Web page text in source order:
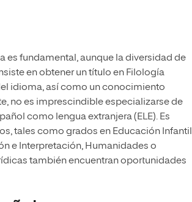
es fundamental, aunque la diversidad de
en obtener un título en Filología
idioma, así como un conocimiento
no es imprescindible especializarse de
como lengua extranjera (ELE). Es
tales como grados en Educación Infantil
e Interpretación, Humanidades o
también encuentran oportunidades